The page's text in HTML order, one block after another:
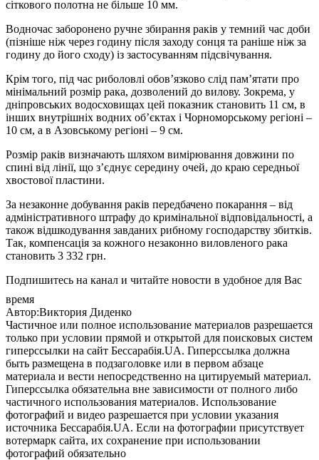
сіткового полотна не більше 10 мм.
Водночас заборонено ручне збирання раків у темний час доби
(пізніше ніж через годину після заходу сонця та раніше ніж за
годину до його сходу) із застосуванням підсвічування.
Крім того, під час риболовлі обов’язково слід пам’ятати про
мінімальний розмір рака, дозволений до вилову. Зокрема, у
дніпровських водосховищах цей показник становить 11 см, в
інших внутрішніх водних об’єктах і Чорноморському регіоні –
10 см, а в Азовському регіоні – 9 см.
Розмір раків визначають шляхом вимірювання довжини по
спині від лінії, що з’єднує середину очей, до краю середньої
хвостової пластини.
За незаконне добування раків передбачено покарання – від
адміністративного штрафу до кримінальної відповідальності, а
також відшкодування завданих рибному господарству збитків.
Так, компенсація за кожного незаконно виловленого рака
становить 3 332 грн.
Подпишитесь на канал и читайте новости в удобное для Вас
время
Автор:Виктория Диденко
Частичное или полное использование материалов разрешается
только при условии прямой и открытой для поисковых систем
гиперссылки на сайт Бессарабія.UA. Гиперссылка должна
быть размещена в подзаголовке или в первом абзаце
материала и вести непосредственно на цитируемый материал.
Гиперссылка обязательна вне зависимости от полного либо
частичного использования материалов. Использование
фотографий и видео разрешается при условии указания
источника Бессарабія.UA. Если на фотографии присутствует
вотермарк сайта, их сохранение при использовании
фотографий обязательно